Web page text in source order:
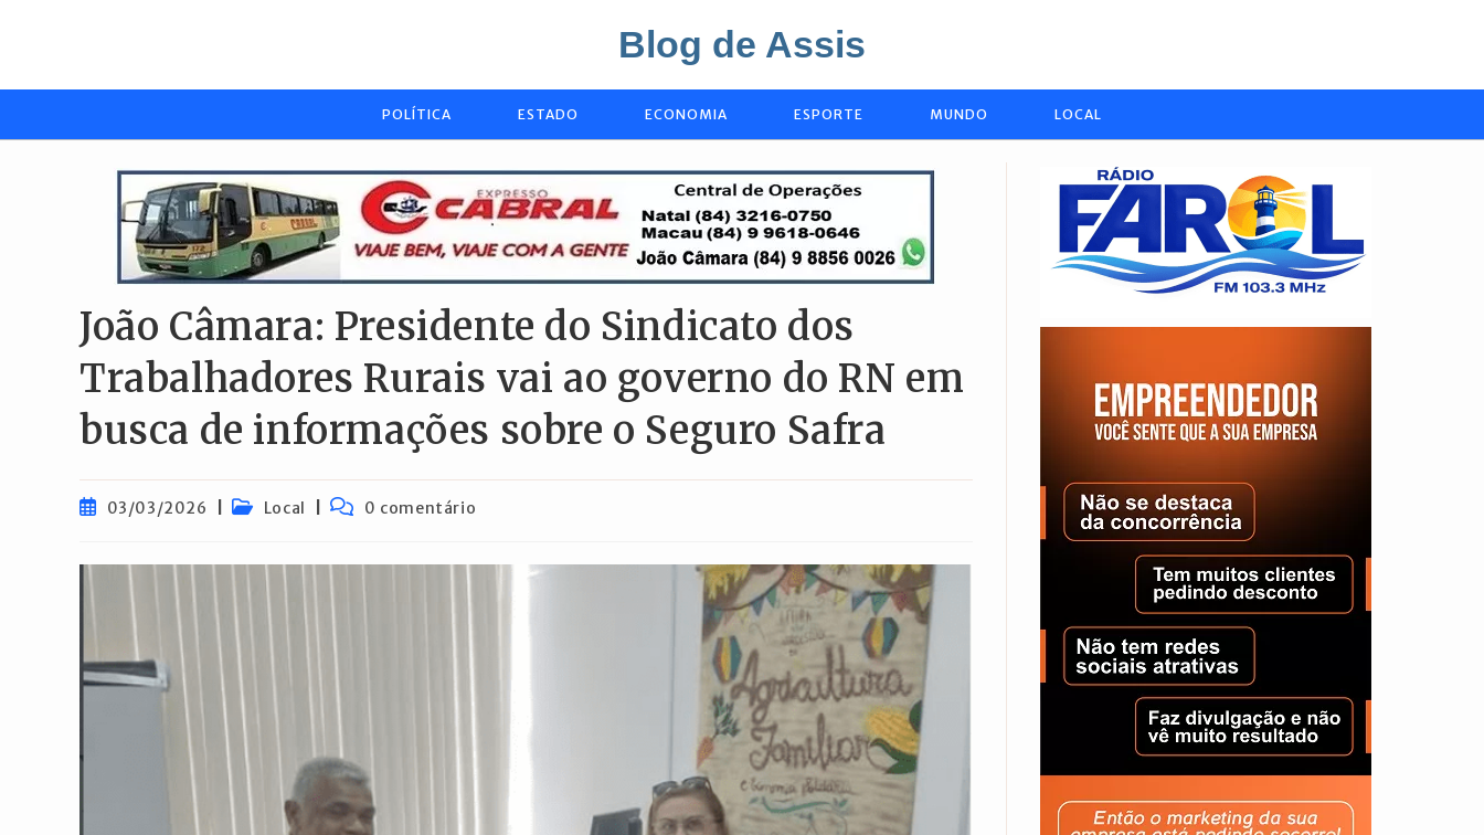
conteúdo
Blog de Assis
POLÍTICA ESTADO ECONOMIA ESPORTE MUNDO LOCAL
João Câmara: Presidente do Sindicato dos
Trabalhadores Rurais vai ao governo do RN em
busca de informações sobre o Seguro Safra
Post03/03/2026
Categoria
Local
Comentários
0 comentário